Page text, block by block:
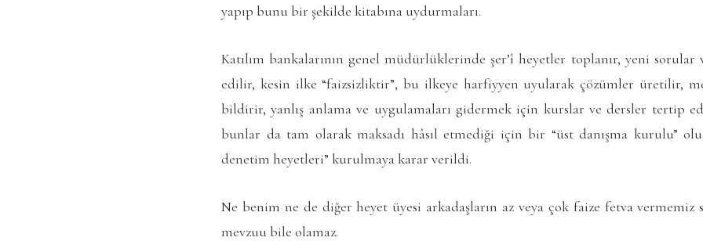
yapıp bunu bir şekilde kitabına uydurmaları.
Katılım bankalarının genel müdürlüklerinde şer’î heyetler toplanır, yeni sorular
edilir, kesin ilke “faizsizliktir”, bu ilkeye harfiyyen uyularak çözümler üretilir,
bildirir, yanlış anlama ve uygulamaları gidermek için kurslar ve dersler tertip
bunlar da tam olarak maksadı hâsıl etmediği için bir “üst danışma kurulu”
denetim heyetleri” kurulmaya karar verildi.
Ne benim ne de diğer heyet üyesi arkadaşların az veya çok faize fetva vermemiz
mevzuu bile olamaz.